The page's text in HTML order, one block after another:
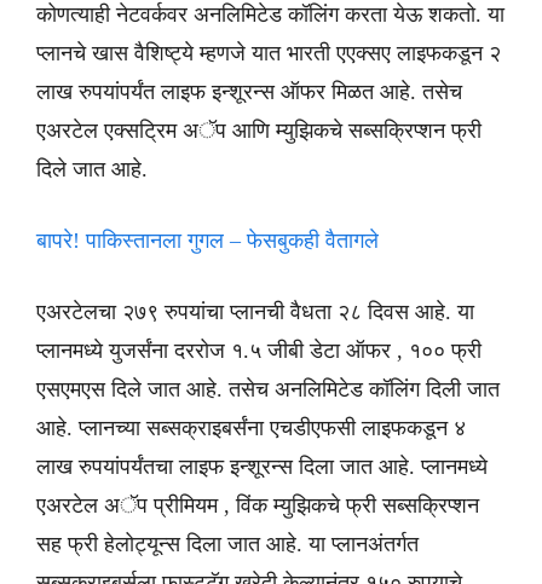
कोणत्याही नेटवर्कवर अनलिमिटेड कॉलिंग करता येऊ शकतो. या
प्लानचे खास वैशिष्ट्ये म्हणजे यात भारती एएक्सए लाइफकडून २
लाख रुपयांपर्यंत लाइफ इन्शूरन्स ऑफर मिळत आहे. तसेच
एअरटेल एक्सट्रिम अॅप आणि म्युझिकचे सब्सक्रिप्शन फ्री
दिले जात आहे.
बापरे! पाकिस्तानला गुगल – फेसबुकही वैतागले
एअरटेलचा २७९ रुपयांचा प्लानची वैधता २८ दिवस आहे. या
प्लानमध्ये युजर्संना दररोज १.५ जीबी डेटा ऑफर , १०० फ्री
एसएमएस दिले जात आहे. तसेच अनलिमिटेड कॉलिंग दिली जात
आहे. प्लानच्या सब्सक्राइबर्संना एचडीएफसी लाइफकडून ४
लाख रुपयांपर्यंतचा लाइफ इन्शूरन्स दिला जात आहे. प्लानमध्ये
एअरटेल अॅप प्रीमियम , विंक म्युझिकचे फ्री सब्सक्रिप्शन
सह फ्री हेलोट्यून्स दिला जात आहे. या प्लानअंतर्गत